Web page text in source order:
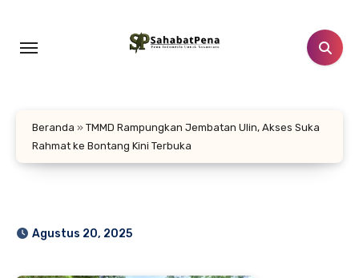
konten
Beranda » TMMD Rampungkan Jembatan Ulin, Akses Suka
Rahmat ke Bontang Kini Terbuka
Agustus 20, 2025